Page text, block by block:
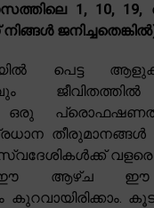
1, 10, 19,
പെട്ട
ജീവിതത്തിൽ
ഒരു
തീരുമാനങ്ങൾ
ഈ ആഴ്ച ഈ